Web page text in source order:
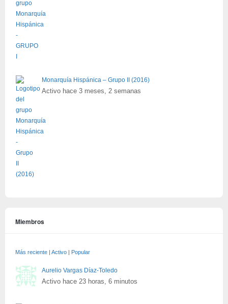
Monarquía Hispánica – Grupo II (2016)
Activo hace 3 meses, 2 semanas
Miembros
Más reciente | Activo | Popular
Aurelio Vargas Díaz-Toledo
Activo hace 23 horas, 6 minutos